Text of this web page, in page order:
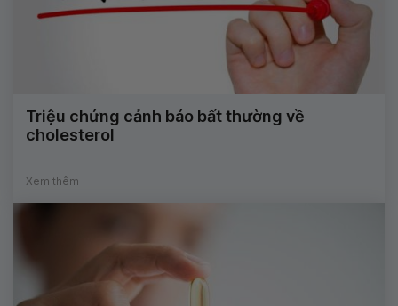
Triệu chứng cảnh báo bất thường về
cholesterol
Xem thêm